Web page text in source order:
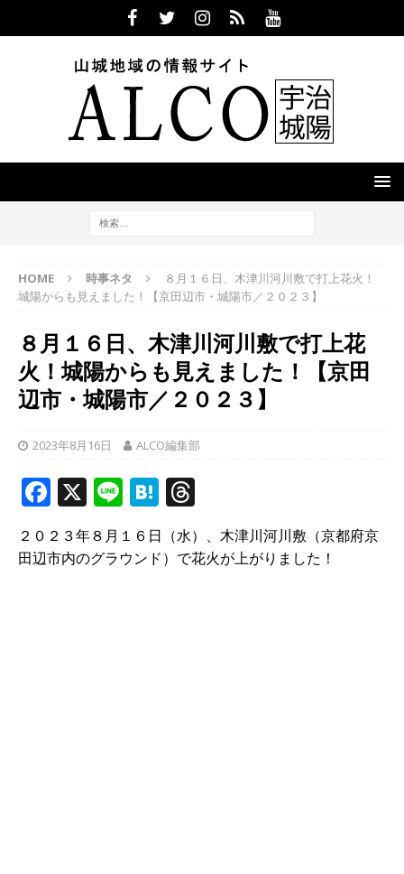
HOME 時事ネタ
８月１６日、木津川河川敷で打上花火！
城陽からも見えました！【京田辺市・城陽市／２０２３】
８月１６日、木津川河川敷で打上花
火！城陽からも見えました！【京田
辺市・城陽市／２０２３】
2023年8月16日 ALCO編集部
F
a
c
e
X Li
n
e
H
at
e
n
r
e
２０２３年８月１６日（水）、木津川河川敷（京都府京
田辺市内のグラウンド）で花火が上がりました！